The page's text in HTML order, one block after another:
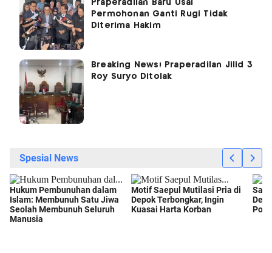
Praperadilan Baru Usai
Permohonan Ganti Rugi Tidak
Diterima Hakim
Breaking News! Praperadilan Jilid 3
Roy Suryo Ditolak